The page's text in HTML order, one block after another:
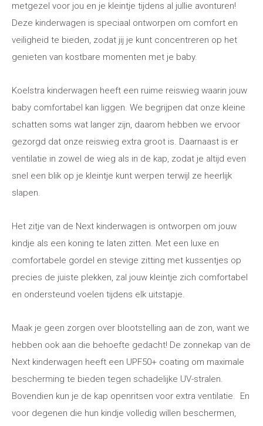
metgezel voor jou en je kleintje tijdens al jullie avonturen!
Deze kinderwagen is speciaal ontworpen om comfort en
veiligheid te bieden, zodat jij je kunt concentreren op het
genieten van kostbare momenten met je baby.
Koelstra kinderwagen heeft een ruime reiswieg waarin jouw
baby comfortabel kan liggen. We begrijpen dat onze kleine
schatten soms wat langer zijn, daarom hebben we ervoor
gezorgd dat onze reiswieg extra groot is. Daarnaast is er
ventilatie in zowel de wieg als in de kap, zodat je altijd even
snel een blik op je kleintje kunt werpen terwijl ze heerlijk
slapen.
Het zitje van de Next kinderwagen is ontworpen om jouw
kindje als een koning te laten zitten. Met een luxe en
comfortabele gordel en stevige zitting met kussentjes op
precies de juiste plekken, zal jouw kleintje zich comfortabel
en ondersteund voelen tijdens elk uitstapje.
Maak je geen zorgen over blootstelling aan de zon, want we
hebben ook aan die behoefte gedacht! De zonnekap van de
Next kinderwagen heeft een UPF50+ coating om maximale
bescherming te bieden tegen schadelijke UV-stralen.
Bovendien kun je de kap openritsen voor extra ventilatie. En
voor degenen die hun kindje volledig willen beschermen,